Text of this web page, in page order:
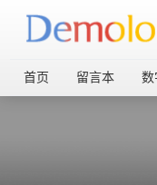
首页 留言本 数